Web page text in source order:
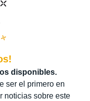
disponibles.
ser el primero en
noticias sobre este